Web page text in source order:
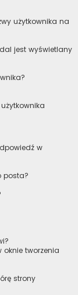
użytkownika na
jest wyświetlany
w
posta?
oknie tworzenia
strony